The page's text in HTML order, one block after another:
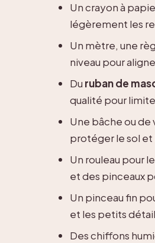
Un crayon à
légèrement les
Un mètre, une
niveau pour
Du ruban de
qualité pour
Une bâche ou de
protéger le sol et
Un rouleau pour
et des pinceaux
Un pinceau fin
et les petits
Des chiffons